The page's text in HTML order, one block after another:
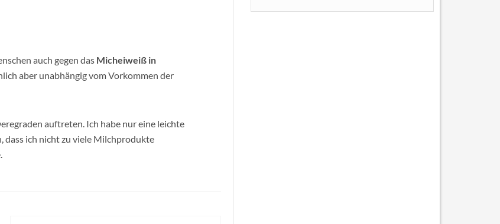
auch gegen das Micheiweiß in
aber unabhängig vom Vorkommen der
auftreten. Ich habe nur eine leichte
dass ich nicht zu viele Milchprodukte